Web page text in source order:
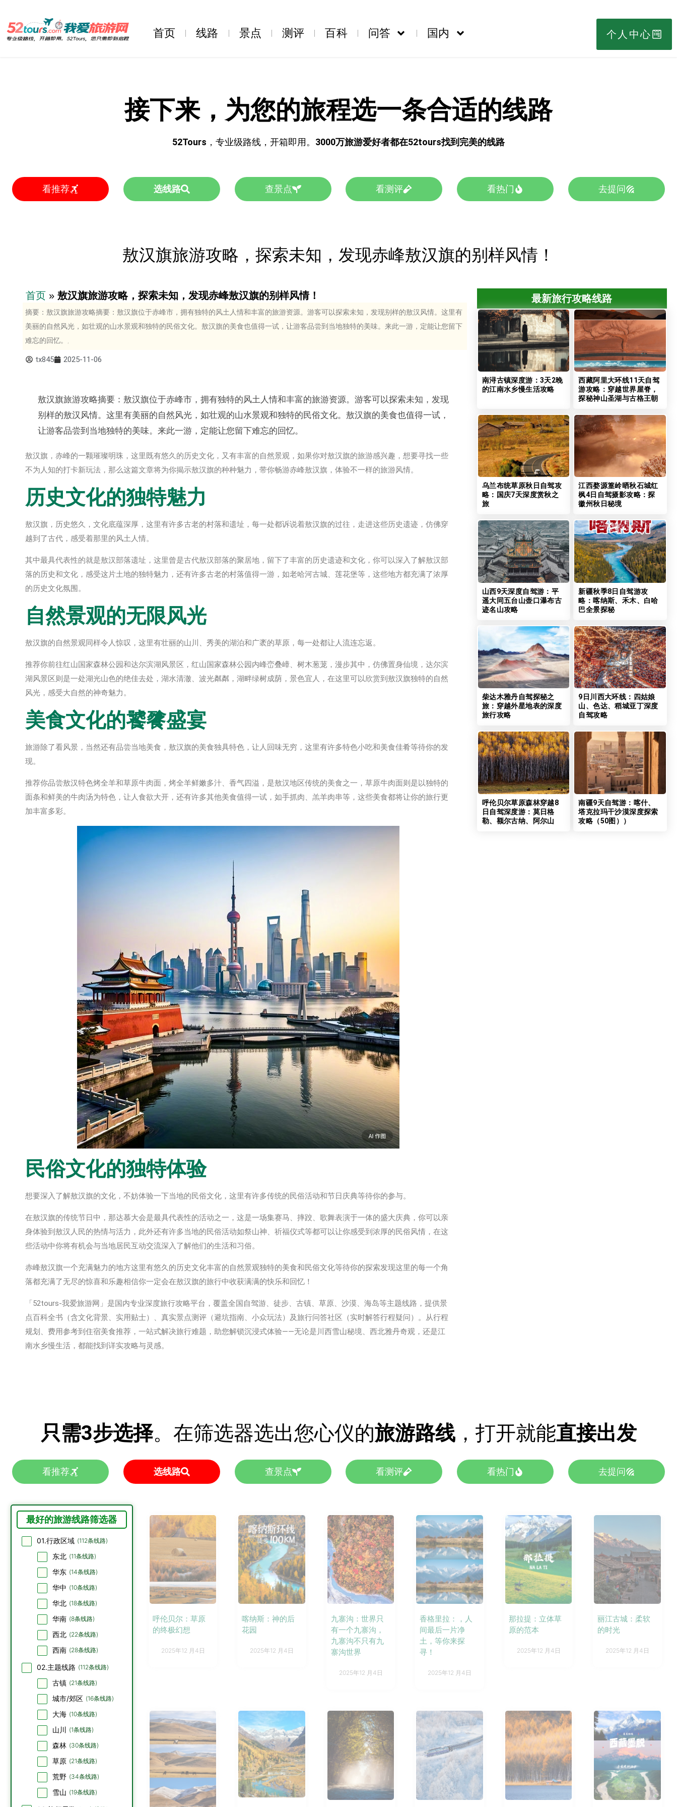
首页 线路 景点 测评 百科 问答 国内 个人中心
接下来，为您的旅程选一条合适的线路
52Tours ，专业级路线，开箱即用。 3000万旅游爱好者都在52tours找到完美的线路
看推荐 选线路 查景点 看测评 看热门 去提问
敖汉旗旅游攻略，探索未知，发现赤峰敖汉旗的别样风情！
首页 » 敖汉旗旅游攻略，探索未知，发现赤峰敖汉旗的别样风情！
摘要：敖汉旗旅游攻略摘要：敖汉旗位于赤峰市，拥有独特的风土人情和丰富的旅游资源。游客可以探索未知，发现别样的敖汉风情。这里有
美丽的自然风光，如壮观的山水景观和独特的民俗文化。敖汉旗的美食也值得一试，让游客品尝到当地独特的美味。来此一游，定能让您留下
难忘的回忆。,
tx845 2025-11-06
敖汉旗旅游攻略摘要：敖汉旗位于赤峰市，拥有独特的风土人情和丰富的旅游资源。游客可以探索未知，发现
别样的敖汉风情。这里有美丽的自然风光，如壮观的山水景观和独特的民俗文化。敖汉旗的美食也值得一试，
让游客品尝到当地独特的美味。来此一游，定能让您留下难忘的回忆。
敖汉旗，赤峰的一颗璀璨明珠，这里既有悠久的历史文化，又有丰富的自然景观，如果你对敖汉旗的旅游感兴趣，想要寻找一些
不为人知的打卡新玩法，那么这篇文章将为你揭示敖汉旗的种种魅力，带你畅游赤峰敖汉旗，体验不一样的旅游风情。
历史文化的独特魅力
敖汉旗，历史悠久，文化底蕴深厚，这里有许多古老的村落和遗址，每一处都诉说着敖汉旗的过往，走进这些历史遗迹，仿佛穿
越到了古代，感受着那里的风土人情。
其中最具代表性的就是敖汉部落遗址，这里曾是古代敖汉部落的聚居地，留下了丰富的历史遗迹和文化，你可以深入了解敖汉部
落的历史和文化，感受这片土地的独特魅力，还有许多古老的村落值得一游，如老哈河古城、莲花堡等，这些地方都充满了浓厚
的历史文化氛围。
自然景观的无限风光
敖汉旗的自然景观同样令人惊叹，这里有壮丽的山川、秀美的湖泊和广袤的草原，每一处都让人流连忘返。
推荐你前往红山国家森林公园和达尔滨湖风景区，红山国家森林公园内峰峦叠嶂、树木葱茏，漫步其中，仿佛置身仙境，达尔滨
湖风景区则是一处湖光山色的绝佳去处，湖水清澈、波光粼粼，湖畔绿树成荫，景色宜人，在这里可以欣赏到敖汉旗独特的自然
风光，感受大自然的神奇魅力。
美食文化的饕餮盛宴
旅游除了看风景，当然还有品尝当地美食，敖汉旗的美食独具特色，让人回味无穷，这里有许多特色小吃和美食佳肴等待你的发
现。
推荐你品尝敖汉特色烤全羊和草原牛肉面，烤全羊鲜嫩多汁、香气四溢，是敖汉地区传统的美食之一，草原牛肉面则是以独特的
面条和鲜美的牛肉汤为特色，让人食欲大开，还有许多其他美食值得一试，如手抓肉、羔羊肉串等，这些美食都将让你的旅行更
加丰富多彩。
民俗文化的独特体验
想要深入了解敖汉旗的文化，不妨体验一下当地的民俗文化，这里有许多传统的民俗活动和节日庆典等待你的参与。
在敖汉旗的传统节日中，那达慕大会是最具代表性的活动之一，这是一场集赛马、摔跤、歌舞表演于一体的盛大庆典，你可以亲
身体验到敖汉人民的热情与活力，此外还有许多当地的民俗活动如祭山神、祈福仪式等都可以让你感受到浓厚的民俗风情，在这
些活动中你将有机会与当地居民互动交流深入了解他们的生活和习俗。
赤峰敖汉旗一个充满魅力的地方这里有悠久的历史文化丰富的自然景观独特的美食和民俗文化等待你的探索发现这里的每一个角
落都充满了无尽的惊喜和乐趣相信你一定会在敖汉旗的旅行中收获满满的快乐和回忆！
「52tours-我爱旅游网」是国内专业深度旅行攻略平台，覆盖全国自驾游、徒步、古镇、草原、沙漠、海岛等主题线路，提供‌景
点百科全书‌（含文化背景、实用贴士）、‌真实景点测评‌（避坑指南、小众玩法）及‌旅行问答社区‌（实时解答行程疑问）。从行程
规划、费用参考到住宿美食推荐，一站式解决旅行难题，助您解锁沉浸式体验——无论是川西雪山秘境、西北雅丹奇观，还是江
南水乡慢生活，都能找到详实攻略与灵感。
最新旅行攻略线路
南浔古镇深度游：3天2晚
的江南水乡慢生活攻略
西藏阿里大环线11天自驾
游攻略：穿越世界屋脊，
探秘神山圣湖与古格王朝
乌兰布统草原秋日自驾攻
略：国庆7天深度赏秋之
旅
江西婺源篁岭晒秋石城红
枫4日自驾摄影攻略：探
徽州秋日秘境
山西9天深度自驾游：平
遥大同五台山壶口瀑布古
迹名山攻略
新疆秋季8日自驾游攻
略：喀纳斯、禾木、白哈
巴全景探秘
柴达木雅丹自驾探秘之
旅：穿越外星地表的深度
旅行攻略
9日川西大环线：四姑娘
山、色达、稻城亚丁深度
自驾攻略
呼伦贝尔草原森林穿越8
日自驾深度游：莫日格
勒、额尔古纳、阿尔山
南疆9天自驾游：喀什、
塔克拉玛干沙漠深度探索
攻略（50图））
只需3步选择。在筛选器选出您心仪的旅游路线，打开就能直接出发
看推荐 选线路 查景点 看测评 看热门 去提问
最好的旅游线路筛选器
01.行政区域 (112条线路)
东北 (11条线路)
华东 (14条线路)
华中 (10条线路)
华北 (18条线路)
华南 (8条线路)
西北 (22条线路)
西南 (28条线路)
02.主题线路 (112条线路)
古镇 (21条线路)
城市/郊区 (16条线路)
大海 (10条线路)
山川 (1条线路)
森林 (30条线路)
草原 (21条线路)
荒野 (34条线路)
雪山 (19条线路)
呼伦贝尔：草原
的终极幻想
2025年12 月4日
喀纳斯：神的后
花园
2025年12 月4日
九寨沟：世界只
有一个九寨沟，
九寨沟不只有九
寨沟世界
2025年12 月4日
香格里拉：，人
间最后一片净
土，等你来探
寻！
2025年12 月4日
那拉提：立体草
原的范本
2025年12 月4日
丽江古城：柔软
的时光
2025年12 月4日